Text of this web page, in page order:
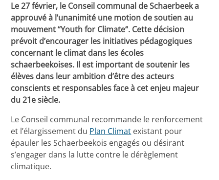
Le 27 février, le Conseil communal de Schaerbeek a
approuvé à l’unanimité une motion de soutien au
mouvement “Youth for Climate“. Cette décision
prévoit d’encourager les initiatives pédagogiques
concernant le climat dans les écoles
schaerbeekoises. Il est important de soutenir les
élèves dans leur ambition d’être des acteurs
conscients et responsables face à cet enjeu majeur
du 21e siècle.
Le Conseil communal recommande le renforcement
et l’élargissement du Plan Climat existant pour
épauler les Schaerbeekois engagés ou désirant
s’engager dans la lutte contre le dérèglement
climatique.